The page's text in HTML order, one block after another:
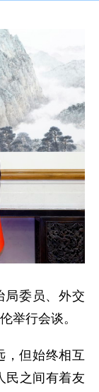
局委员、外交
举行会谈。
，但始终相互
民之间有着友